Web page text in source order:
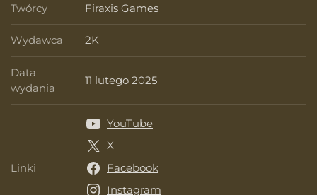
Twórcy Twórcy
Firaxis Games
Wydawca Wydawca
2K
Data
wydania
Data wydania
11 lutego 2025
Linki Linki
YouTube
X
Facebook
Instagram